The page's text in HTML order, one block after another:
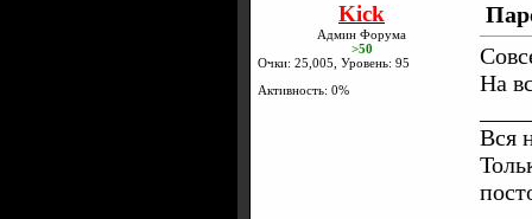
Kick
Админ Форума
>50
Очки: 25,005, Уровень: 95
Активность: 0%
На
Вся